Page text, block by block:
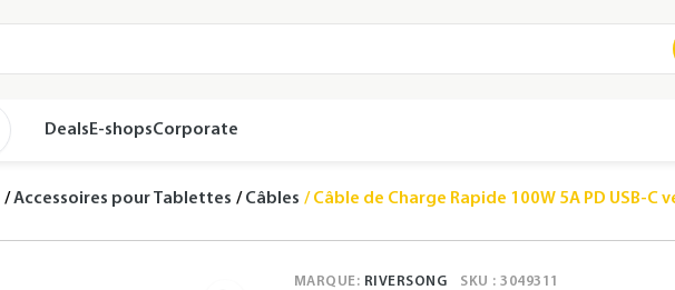
Deals E-shopsCorporate
Accessoires pour Tablettes Câbles Câble de Charge Rapide 100W 5A PD USB-C
MARQUE: RIVERSONG
SKU : 3049311